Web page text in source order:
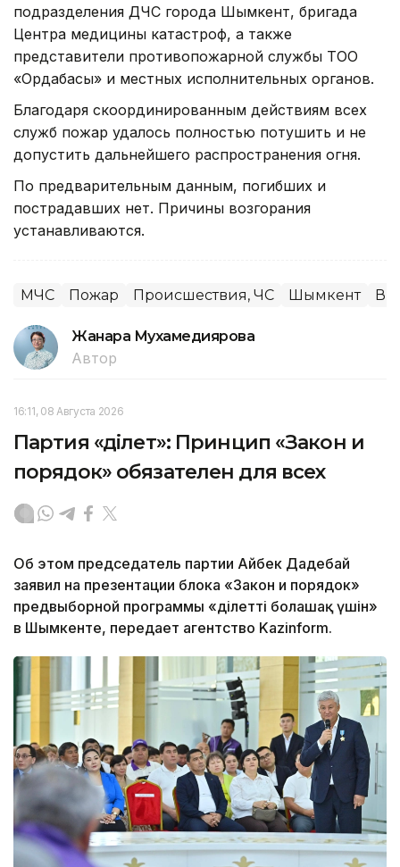
подразделения ДЧС города Шымкент, бригада
Центра медицины катастроф, а также
представители противопожарной службы ТОО
«Ордабасы» и местных исполнительных органов.
Благодаря скоординированным действиям всех
служб пожар удалось полностью потушить и не
допустить дальнейшего распространения огня.
По предварительным данным, погибших и
пострадавших нет. Причины возгорания
устанавливаются.
МЧС Пожар Происшествия, ЧС Шымкент
Жанара Мухамедиярова
Автор
16:11, 08 Августа 2026
Партия «Әділет»: Принцип «Закон и
порядок» обязателен для всех
Об этом председатель партии Айбек Дадебай
заявил на презентации блока «Закон и порядок»
предвыборной программы «Әділетті болашақ үшін»
в Шымкенте, передает агентство Kazinform.